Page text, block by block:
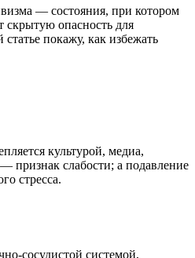
— состояния, при котором
скрытую опасность для
покажу, как избежать
культурой, медиа,
признак слабости; а подавление
стресса.
сосудистой системой,